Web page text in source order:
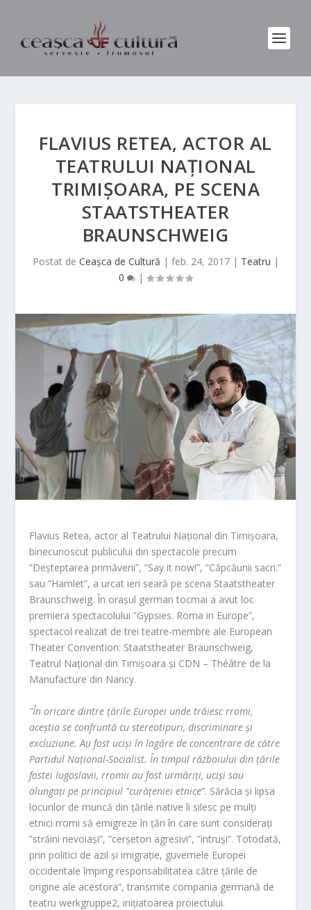
FLAVIUS RETEA, ACTOR AL
TEATRULUI NAȚIONAL
TRIMIȘOARA, PE SCENA
STAATSTHEATER
BRAUNSCHWEIG
Postat de Ceașca de Cultură | feb. 24, 2017| Teatru |
0
|
Flavius Retea, actor al Teatrului Național din Timișoara,
binecunoscut publicului din spectacole precum
”Deșteptarea primăverii”, ”Say it now!”, ”Căpcăunii sacri.”
sau ”Hamlet”, a urcat ieri seară pe scena Staatstheater
Braunschweig. În orașul german tocmai a avut loc
premiera spectacolului ”Gypsies. Roma in Europe”,
spectacol realizat de trei teatre-membre ale European
Theater Convention: Staatstheater Braunschweig,
Teatrul Național din Timișoara și CDN – Théâtre de la
Manufacture din Nancy.
”În oricare dintre țările Europei unde trăiesc rromi,
aceștia se confruntă cu stereotipuri, discriminare și
excluziune. Au fost uciși în lagăre de concentrare de către
Partidul Național-Socialist. În timpul războiului din țările
fostei Iugoslavii, rromii au fost urmăriți, uciși sau
alungați pe principiul ”curățeniei etnice”. Sărăcia și lipsa
locurilor de muncă din țările native îi silesc pe mulți
etnici rromi să emigreze în țări în care sunt considerați
”străini nevoiași”, ”cerșetori agresivi”, ”intruși”. Totodată,
prin politici de azil și imigrație, guvernele Europei
occidentale împing responsabilitatea către țările de
origine ale acestora”, transmite compania germană de
teatru werkgruppe2, inițiatoarea proiectului.